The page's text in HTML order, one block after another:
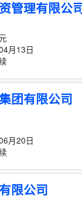
管理有限公
月13日
团有限公司
月20日
限公司